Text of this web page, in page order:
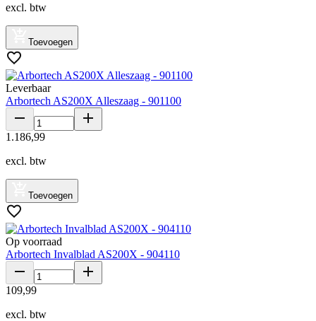
excl. btw
Toevoegen
Leverbaar
Arbortech AS200X Alleszaag - 901100
1 .186,99
excl. btw
Toevoegen
Op voorraad
Arbortech Invalblad AS200X - 904110
109,99
excl. btw